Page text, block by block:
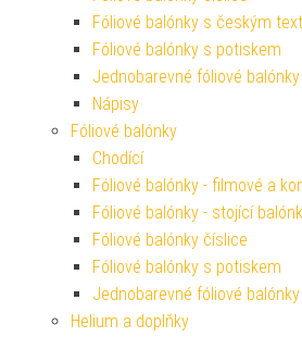
Fóliové balónky s českým
Fóliové balónky s potiskem
Jednobarevné fóliové balónky
Nápisy
Fóliové balónky
Chodící
Fóliové balónky - filmové a
Fóliové balónky - stojící
Fóliové balónky číslice
Fóliové balónky s potiskem
Jednobarevné fóliové balónky
Helium a doplňky